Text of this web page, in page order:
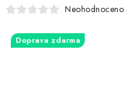
PŘÍSLUŠENSTVÍ
MĚŘÍCÍ TECHNIKA
Neohodnoceno
Doprava zdarma